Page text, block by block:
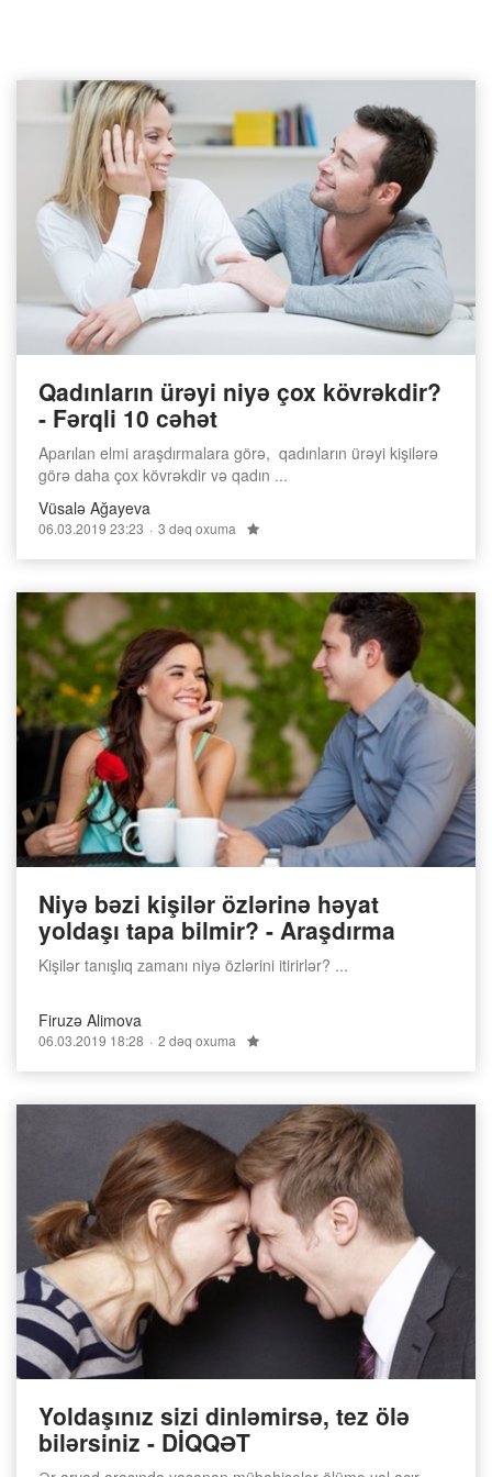
Qadınların ürəyi niyə çox kövrəkdir?
- Fərqli 10 cəhət
Aparılan elmi araşdırmalara görə, qadınların ürəyi kişilərə
görə daha çox kövrəkdir və qadın ...
Vüsalə Ağayeva
06.03.2019 23:23 3 dəq oxuma
Niyə bəzi kişilər özlərinə həyat
yoldaşı tapa bilmir? - Araşdırma
Kişilər tanışlıq zamanı niyə özlərini itirirlər? ...
Firuzə Alimova
06.03.2019 18:28 2 dəq oxuma
Yoldaşınız sizi dinləmirsə, tez ölə
bilərsiniz - DİQQƏT